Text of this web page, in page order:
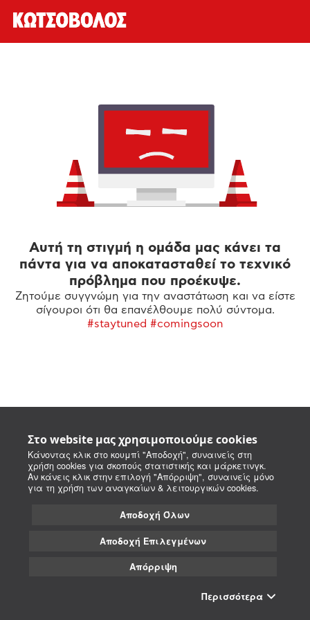
Στο website μας χρησιμοποιούμε cookies
Κάνοντας κλικ στο κουμπί "Αποδοχή", συναινείς στη
χρήση cookies για σκοπούς στατιστικής και μάρκετινγκ.
Αν κάνεις κλικ στην επιλογή "Απόρριψη", συναινείς μόνο
για τη χρήση των αναγκαίων & λειτουργικών cookies.
Αποδοχή Όλων
Αποδοχή Επιλεγμένων
Απόρριψη
Περισσότερα
Αυτή τη στιγμή η ομάδα μας κάνει τα
πάντα για να αποκατασταθεί το τεχνικό
πρόβλημα που προέκυψε.
Ζητούμε συγγνώμη για την αναστάτωση και να είστε
σίγουροι ότι θα επανέλθουμε πολύ σύντομα.
#staytuned #comingsoon